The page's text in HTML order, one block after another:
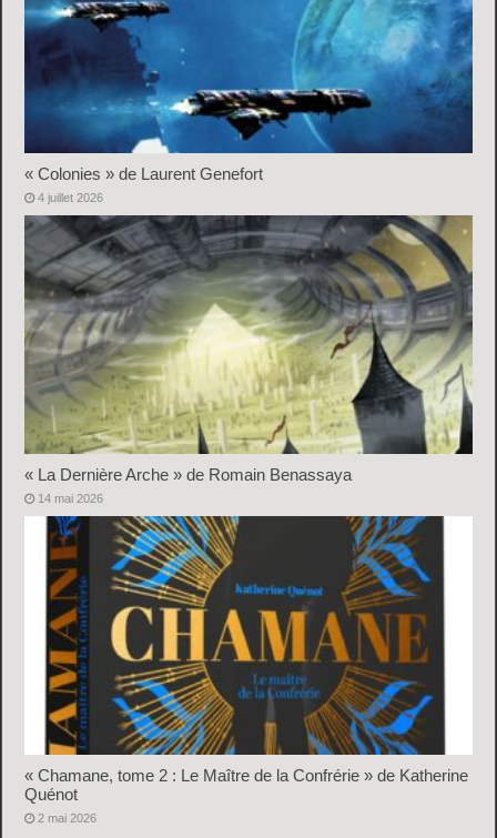
« Colonies » de Laurent Genefort
4 juillet 2026
« La Dernière Arche » de Romain Benassaya
14 mai 2026
« Chamane, tome 2 : Le Maître de la Confrérie » de Katherine
Quénot
2 mai 2026